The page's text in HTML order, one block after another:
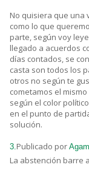
No quisiera que una
como lo que
parte, según voy
llegado a acuerdos
días contados, se
casta son todos los
otros no según te
cometamos el
según el color
en el punto de
solución.
3.Publicado por
La abstención barre